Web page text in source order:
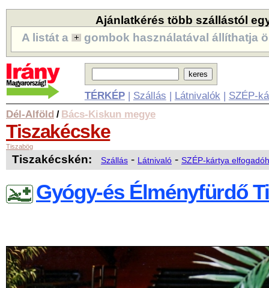
Ajánlatkérés több szállástól
A listát a
gombok használatával állíthatja
TÉRKÉP| Szállás | Látnivalók | SZÉP-
Dél-Alföld / Bács-Kiskun megye
Tiszakécske
Tiszabög
Tiszakécskén: Szállás - Látnivaló - SZÉP-kártya
Gyógy-és Élményfürdő